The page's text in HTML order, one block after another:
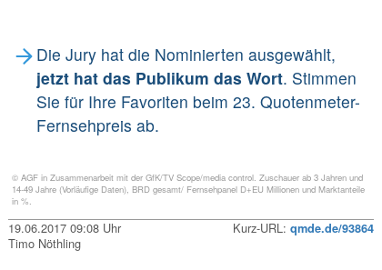
Die Jury hat die Nominierten ausgewählt,
jetzt hat das Publikum das Wort. Stimmen
Sie für Ihre Favoriten beim 23. Quotenmeter-
Fernsehpreis ab.
© AGF in Zusammenarbeit mit der GfK/TV Scope/media control. Zuschauer ab 3 Jahren und
14-49 Jahre (Vorläufige Daten), BRD gesamt/ Fernsehpanel D+EU Millionen und Marktanteile
in %.
19.06.2017 09:08 Uhr Kurz-URL: qmde.de/93864
Timo Nöthling